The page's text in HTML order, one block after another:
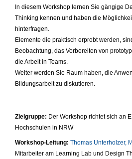
In diesem Workshop lernen Sie gängige
Thinking kennen und haben die
hinterfragen.
Elemente die praktisch erprobt werden,
Beobachtung, das Vorbereiten von
die Arbeit in Teams.
Weiter werden Sie Raum haben, die
Bildungsarbeit zu diskutieren.
Zielgruppe: Der Workshop richtet sich an
Hochschulen in NRW
Workshop-Leitung: Thomas Unterholzer,
Mitarbeiter am Learning Lab und Design